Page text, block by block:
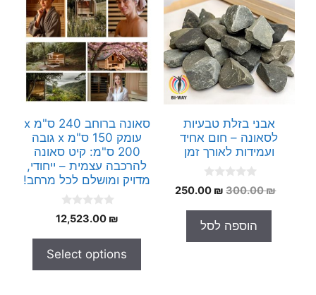
אבני בזלת טבעיות
לסאונה – חום אחיד
ועמידות לאורך זמן
0
o
o
5
300.00₪
המחיר
היה:
300.00 ₪.
250.00 ₪
המחיר
הוספה לסל
סאונה ברוחב 240 ס"מ x
עומק 150 ס"מ x גובה
200 ס"מ: קיט סאונה
להרכבה עצמית – ייחודי,
מדויק ומושלם לכל מרחב!
0
o
o
5
12,523.00 ₪
Select options